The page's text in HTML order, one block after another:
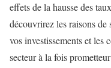
effets de la hausse des
découvrirez les raisons de
vos investissements et les
secteur à la fois